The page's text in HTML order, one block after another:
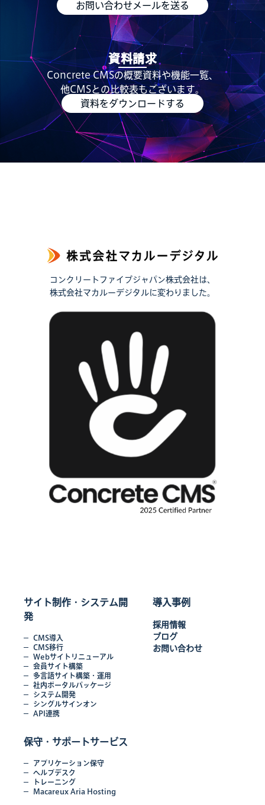
お問い合わせメールを送る
資料請求
Concrete CMSの概要資料や機能一覧、
他CMSとの比較表もございます。
資料をダウンロードする
コンクリートファイブジャパン株式会社は、
株式会社マカルーデジタルに変わりました。
サイト制作・システム開
発
CMS導入
CMS移行
Webサイトリニューアル
会員サイト構築
多言語サイト構築・運用
社内ポータルパッケージ
システム開発
シングルサインオン
API連携
保守・サポートサービス
アプリケーション保守
ヘルプデスク
トレーニング
Macareux Aria Hosting
導入事例
採用情報
ブログ
お問い合わせ